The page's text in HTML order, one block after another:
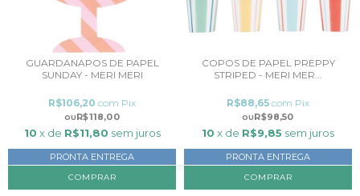
GUARDANAPOS DE PAPEL
SUNDAY - MERI MERI
R$118,00
R$106,20 com Pix
10 x de R$11,80 sem juros
PRONTA ENTREGA
COPOS DE PAPEL PREPPY
STRIPED - MERI MER...
R$98,50
R$88,65 com Pix
10 x de R$9,85 sem juros
PRONTA ENTREGA